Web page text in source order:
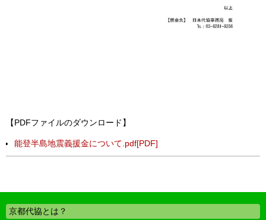
【PDFファイルのダウンロード】
能登半島地震義援金について.pdf[PDF]
京都代協とは？